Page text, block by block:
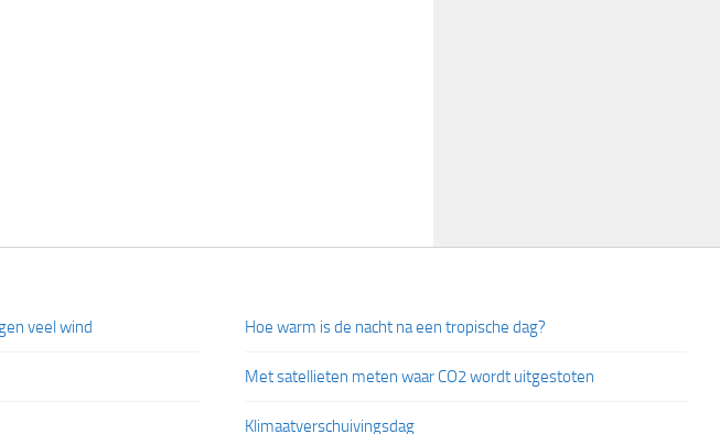
veel wind Hoe warm is de nacht na een tropische dag?
Met satellieten meten waar CO2 wordt uitgestoten
Klimaatverschuivingsdag